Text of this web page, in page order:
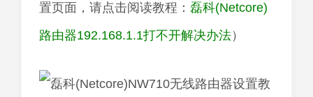
置页面，请点击阅读教程： 磊科(Netcore)
路由器192.168.1.1打不开解决办法）